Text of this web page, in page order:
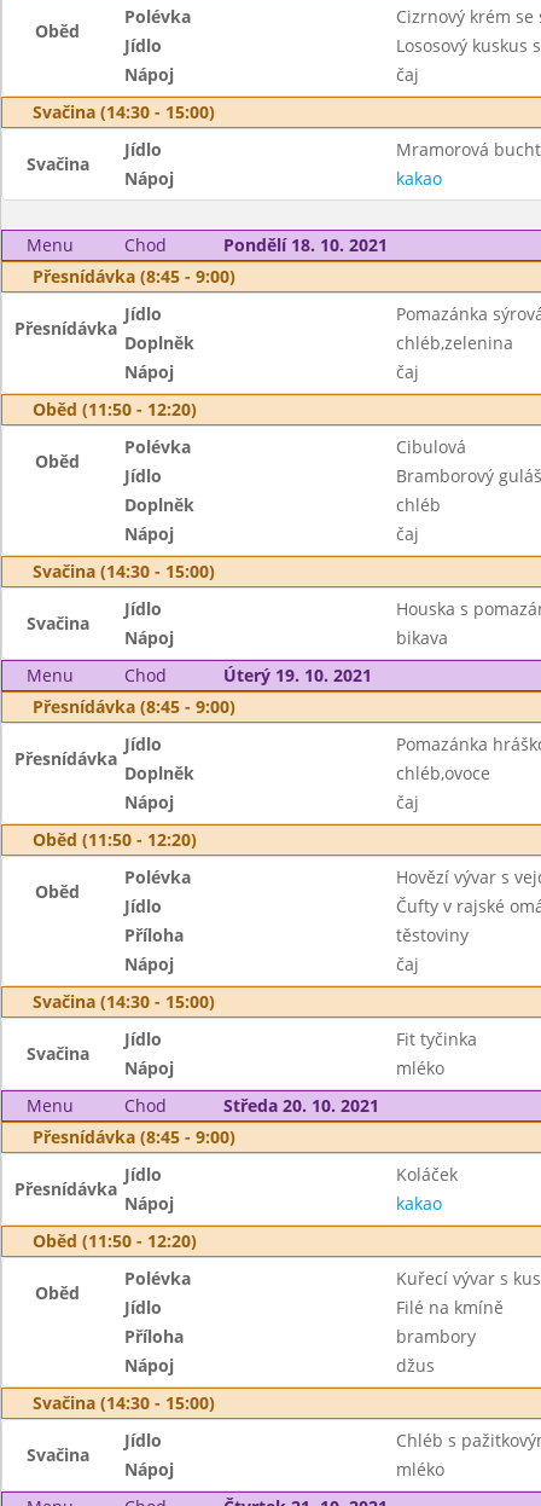
Oběd
Polévka
Cizrnový krém
Jídlo
Lososový kuskus
Nápoj
čaj
Svačina (14:30 - 15:00)
Svačina
Jídlo
Mramorová
Nápoj
kakao
Menu Chod
Pondělí 18. 10. 2021
Přesnídávka (8:45 - 9:00)
Přesnídávka
Jídlo
Pomazánka
Doplněk
chléb,zelenina
Nápoj
čaj
Oběd (11:50 - 12:20)
Oběd
Polévka
Cibulová
Jídlo
Bramborový guláš
Doplněk
chléb
Nápoj
čaj
Svačina (14:30 - 15:00)
Svačina
Jídlo
Houska s
Nápoj
bikava
Menu
Chod
Úterý 19. 10. 2021
Přesnídávka (8:45 - 9:00)
Přesnídávka
Jídlo
Pomazánka
Doplněk
chléb,ovoce
Nápoj
čaj
Oběd (11:50 - 12:20)
Oběd
Polévka
Hovězí vývar s
Jídlo
Čufty v rajské
Příloha
těstoviny
Nápoj
čaj
Svačina (14:30 - 15:00)
Svačina
Jídlo
Fit tyčinka
Nápoj
mléko
Menu
Chod
Středa 20. 10. 2021
Přesnídávka (8:45 - 9:00)
Přesnídávka
Jídlo
Koláček
Nápoj
kakao
Oběd (11:50 - 12:20)
Oběd
Polévka
Kuřecí vývar s
Jídlo
Filé na kmíně
Příloha
brambory
Nápoj
džus
Svačina (14:30 - 15:00)
Svačina
Jídlo
Chléb s
Nápoj
mléko